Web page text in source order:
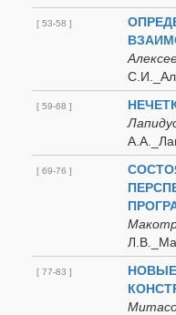
[ 53-58 ]
[ 59-68 ]
[ 69-76 ]
[ 77-83 ]